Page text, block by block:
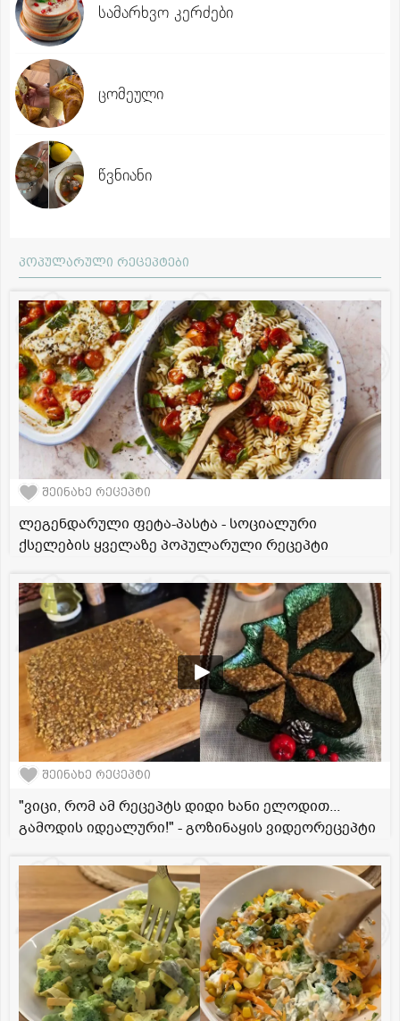
სამარხვო კერძები
ცომეული
წვნიანი
პოპულარული რეცეპტები
შეინახე რეცეპტი
ლეგენდარული ფეტა-პასტა - სოციალური
ქსელების ყველაზე პოპულარული რეცეპტი
შეინახე რეცეპტი
"ვიცი, რომ ამ რეცეპტს დიდი ხანი ელოდით...
გამოდის იდეალური!" - გოზინაყის ვიდეორეცეპტი